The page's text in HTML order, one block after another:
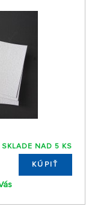
SKLADE NAD 5 KS
KÚPIŤ